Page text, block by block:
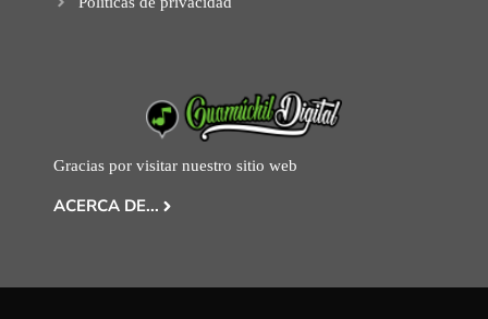
Gracias por visitar nuestro sitio web
ACERCA DE...